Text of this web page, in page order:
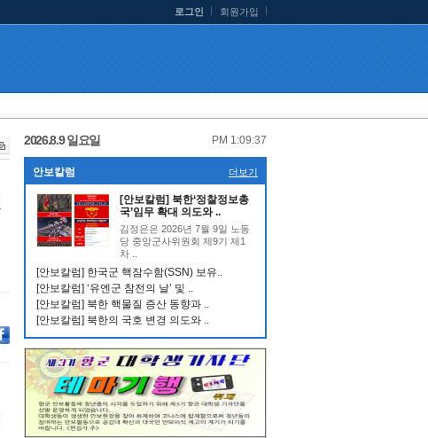
로그인 회원가입
2026.8.9 일요일 PM 1:09:37
안보칼럼 더보기
[안보칼럼] 북한‘정찰정보총
국’임무 확대 의도와 ..
김정은은 2026년 7월 9일 노동
당 중앙군사위원회 제9기 제1
차 ..
[안보칼럼] 한국군 핵잠수함(SSN) 보유..
[안보칼럼] ‘유엔군 참전의 날’ 및 ..
[안보칼럼] 북한 핵물질 증산 동향과 ..
[안보칼럼] 북한의 국호 변경 의도와 ..